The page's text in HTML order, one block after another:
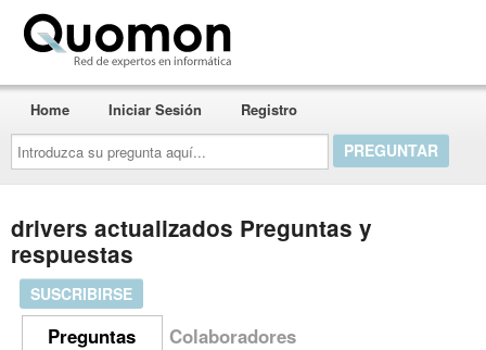
Introduzca
su
pregunta
aquí...
Home Iniciar Sesión Registro
drivers actualizados Preguntas y
respuestas
SUSCRIBIRSE
Preguntas Colaboradores